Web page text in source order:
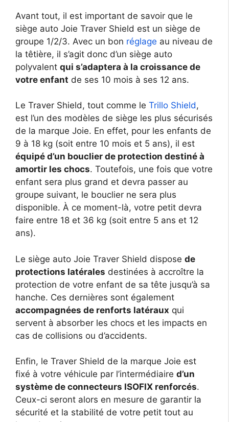
Avant tout, il est important de savoir que le
siège auto Joie Traver Shield est un siège de
groupe 1/2/3. Avec un bon réglage au niveau de
la têtière, il s’agit donc d’un siège auto
polyvalent qui s’adaptera à la croissance de
votre enfant de ses 10 mois à ses 12 ans.
Le Traver Shield, tout comme le Trillo Shield,
est l’un des modèles de siège les plus sécurisés
de la marque Joie. En effet, pour les enfants de
9 à 18 kg (soit entre 10 mois et 5 ans), il est
équipé d’un bouclier de protection destiné à
amortir les chocs. Toutefois, une fois que votre
enfant sera plus grand et devra passer au
groupe suivant, le bouclier ne sera plus
disponible. À ce moment-là, votre petit devra
faire entre 18 et 36 kg (soit entre 5 ans et 12
ans).
Le siège auto Joie Traver Shield dispose de
protections latérales destinées à accroître la
protection de votre enfant de sa tête jusqu’à sa
hanche. Ces dernières sont également
accompagnées de renforts latéraux qui
servent à absorber les chocs et les impacts en
cas de collisions ou d’accidents.
Enfin, le Traver Shield de la marque Joie est
fixé à votre véhicule par l’intermédiaire d’un
système de connecteurs ISOFIX renforcés.
Ceux-ci seront alors en mesure de garantir la
sécurité et la stabilité de votre petit tout au